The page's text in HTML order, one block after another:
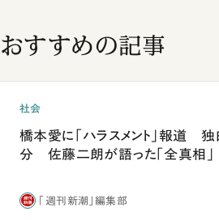
おすすめの記事
社会
橋本愛に「ハラスメント」報道
分 佐藤二朗が語った「全真相」
「週刊新潮」編集部